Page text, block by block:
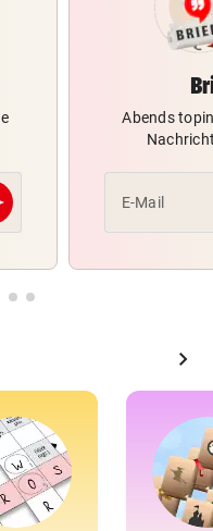
Abends
E-Mail
chevron_right